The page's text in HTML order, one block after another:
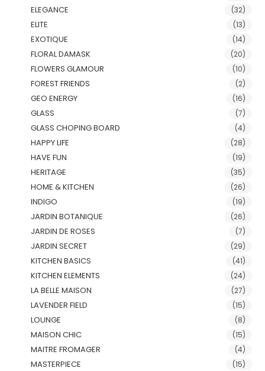
ELEGANCE (32)
ELITE (13)
EXOTIQUE (14)
FLORAL DAMASK (20)
FLOWERS GLAMOUR (10)
FOREST FRIENDS (2)
GEO ENERGY (16)
GLASS (7)
GLASS CHOPING BOARD (4)
HAPPY LIFE (28)
HAVE FUN (19)
HERITAGE (35)
HOME & KITCHEN (26)
INDIGO (19)
JARDIN BOTANIQUE (26)
JARDIN DE ROSES (7)
JARDIN SECRET (29)
KITCHEN BASICS (41)
KITCHEN ELEMENTS (24)
LA BELLE MAISON (27)
LAVENDER FIELD (15)
LOUNGE (8)
MAISON CHIC (15)
MAITRE FROMAGER (4)
MASTERPIECE (15)